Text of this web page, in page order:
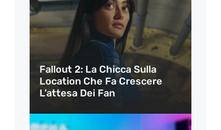
Fallout 2: La Chicca Sulla
Location Che Fa Crescere
L’attesa Dei Fan